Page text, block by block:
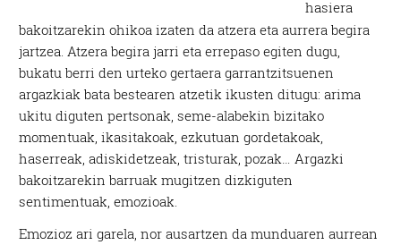
hasiera
bakoitzarekin ohikoa izaten da atzera eta aurrera begira
jartzea. Atzera begira jarri eta errepaso egiten dugu,
bukatu berri den urteko gertaera garrantzitsuenen
argazkiak bata bestearen atzetik ikusten ditugu: arima
ukitu diguten pertsonak, seme-alabekin bizitako
momentuak, ikasitakoak, ezkutuan gordetakoak,
haserreak, adiskidetzeak, tristurak, pozak… Argazki
bakoitzarekin barruak mugitzen dizkiguten
sentimentuak, emozioak.
Emozioz ari garela, nor ausartzen da munduaren aurrean